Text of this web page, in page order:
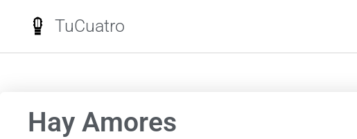
TuCuatro
Hay Amores